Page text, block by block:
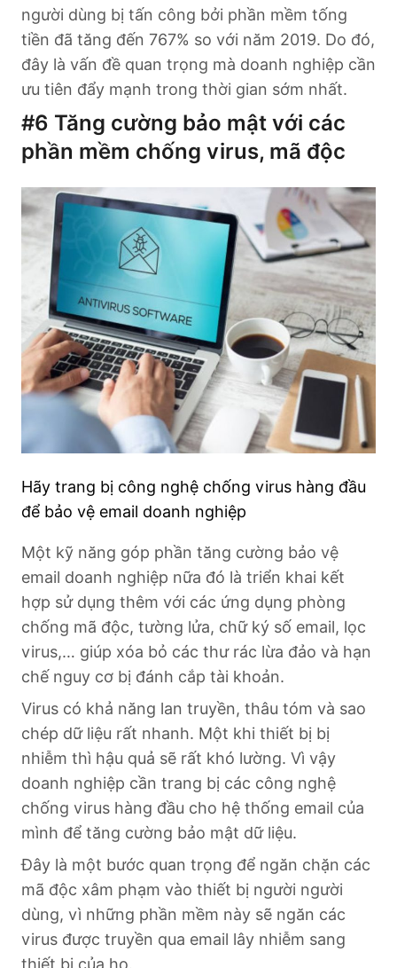
người dùng bị tấn công bởi phần mềm tống
tiền đã tăng đến 767% so với năm 2019. Do đó,
đây là vấn đề quan trọng mà doanh nghiệp cần
ưu tiên đẩy mạnh trong thời gian sớm nhất.
#6 Tăng cường bảo mật với các
phần mềm chống virus, mã độc
Hãy trang bị công nghệ chống virus hàng đầu
để bảo vệ email doanh nghiệp
Một kỹ năng góp phần tăng cường bảo vệ
email doanh nghiệp nữa đó là triển khai kết
hợp sử dụng thêm với các ứng dụng phòng
chống mã độc, tường lửa, chữ ký số email, lọc
virus,… giúp xóa bỏ các thư rác lừa đảo và hạn
chế nguy cơ bị đánh cắp tài khoản.
Virus có khả năng lan truyền, thâu tóm và sao
chép dữ liệu rất nhanh. Một khi thiết bị bị
nhiễm thì hậu quả sẽ rất khó lường. Vì vậy
doanh nghiệp cần trang bị các công nghệ
chống virus hàng đầu cho hệ thống email của
mình để tăng cường bảo mật dữ liệu.
Đây là một bước quan trọng để ngăn chặn các
mã độc xâm phạm vào thiết bị người người
dùng, vì những phần mềm này sẽ ngăn các
virus được truyền qua email lây nhiễm sang
thiết bị của họ.